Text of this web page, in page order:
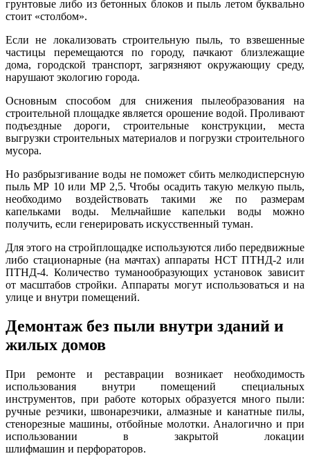
грунтовые либо из бетонных блоков и пыль летом буквально
стоит «столбом».
Если не локализовать строительную пыль, то взвешенные
частицы перемещаются по городу, пачкают близлежащие
дома, городской транспорт, загрязняют окружающиу среду,
нарушают экологию города.
Основным способом для снижения пылеобразования на
строительной площадке является орошение водой. Проливают
подъездные дороги, строительные конструкции, места
выгрузки строительных материалов и погрузки строительного
мусора.
Но разбрызгивание воды не поможет сбить мелкодисперсную
пыль МР 10 или МР 2,5. Чтобы осадить такую мелкую пыль,
необходимо воздействовать такими же по размерам
капельками воды. Мельчайшие капельки воды можно
получить, если генерировать искусственный туман.
Для этого на стройплощадке используются либо передвижные
либо стационарные (на мачтах) аппараты НСТ ПТНД-2 или
ПТНД-4. Количество туманообразующих установок зависит
от масштабов стройки. Аппараты могут использоваться и на
улице и внутри помещений.
Демонтаж без пыли внутри зданий и
жилых домов
При ремонте и реставрации возникает необходимость
использования внутри помещений специальных
инструментов, при работе которых образуется много пыли:
ручные резчики, швонарезчики, алмазные и канатные пилы,
стенорезные машины, отбойные молотки. Аналогично и при
использовании в закрытой локации
шлифмашин и перфораторов.